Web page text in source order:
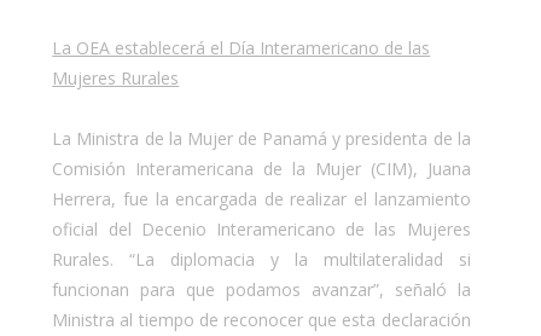
La OEA establecerá el Día Interamericano de las
Mujeres Rurales
La Ministra de la Mujer de Panamá y presidenta de la
Comisión Interamericana de la Mujer (CIM), Juana
Herrera, fue la encargada de realizar el lanzamiento
oficial del Decenio Interamericano de las Mujeres
Rurales. “La diplomacia y la multilateralidad si
funcionan para que podamos avanzar”, señaló la
Ministra al tiempo de reconocer que esta declaración